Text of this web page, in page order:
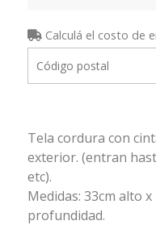
Calculá el costo de
Tela cordura con
exterior. (entran
etc).
Medidas: 33cm alto
profundidad.